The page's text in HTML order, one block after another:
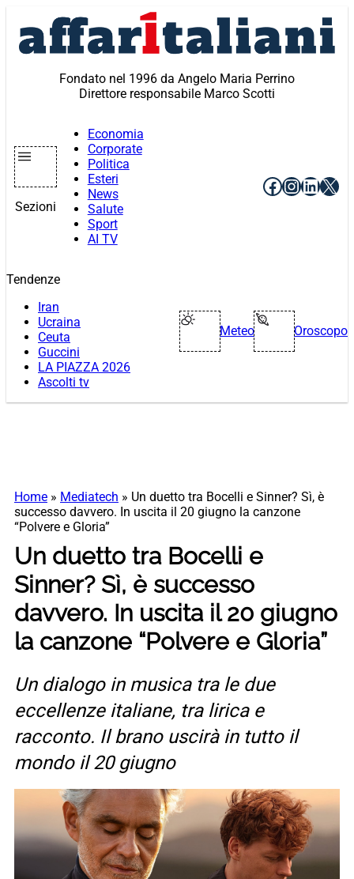
contenuto
Fondato nel 1996 da Angelo Maria Perrino
Direttore responsabile Marco Scotti
Sezioni
Economia
Corporate
Politica
Esteri
News
Salute
Sport
AI TV
Facebook
X
Tendenze
Iran
Ucraina
Ceuta
Guccini
LA PIAZZA 2026
Ascolti tv
Meteo Oroscopo
Home » Mediatech » Un duetto tra Bocelli e Sinner? Sì, è
successo davvero. In uscita il 20 giugno la canzone
“Polvere e Gloria”
Un duetto tra Bocelli e
Sinner? Sì, è successo
davvero. In uscita il 20 giugno
la canzone “Polvere e Gloria”
Un dialogo in musica tra le due
eccellenze italiane, tra lirica e
racconto. Il brano uscirà in tutto il
mondo il 20 giugno